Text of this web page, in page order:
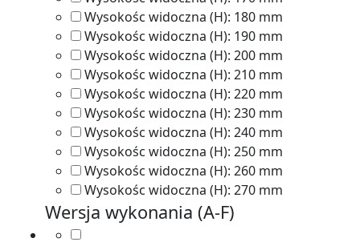
Wysokośc widoczna (H): 180 mm
Wysokośc widoczna (H): 190 mm
Wysokośc widoczna (H): 200 mm
Wysokośc widoczna (H): 210 mm
Wysokośc widoczna (H): 220 mm
Wysokośc widoczna (H): 230 mm
Wysokośc widoczna (H): 240 mm
Wysokośc widoczna (H): 250 mm
Wysokośc widoczna (H): 260 mm
Wysokośc widoczna (H): 270 mm
Wersja wykonania (A-F)